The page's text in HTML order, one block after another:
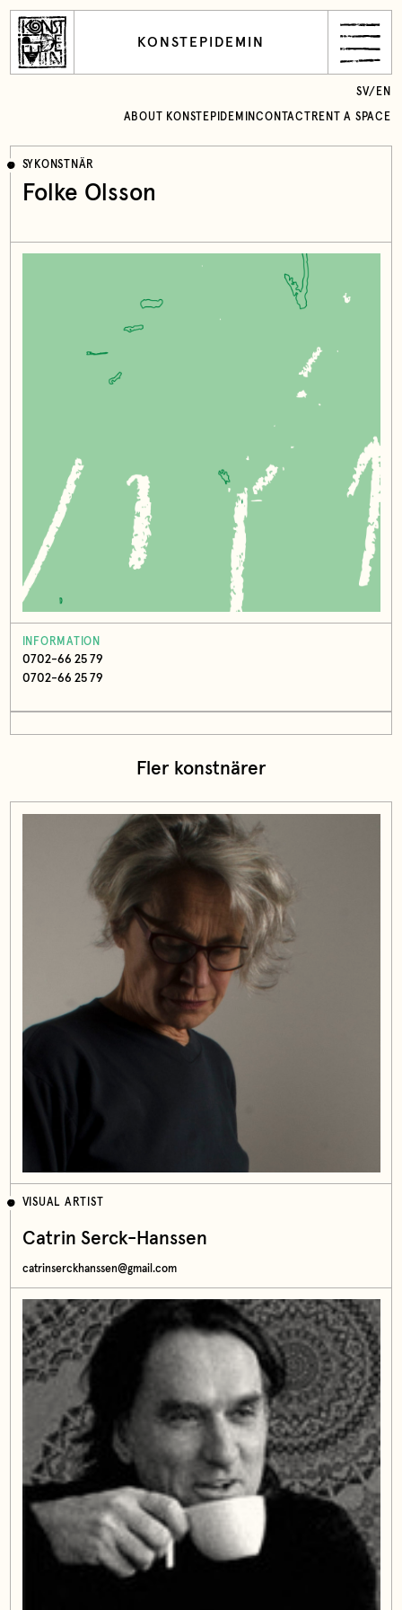
KONSTEPIDEMIN
ABOUT KONSTEPIDEMINCONTACT RENT A SPACE
SV/ EN
SYKONSTNÄR
Folke Olsson
INFORMATION
0702-66 25 79
0702-66 25 79
Fler konstnärer
VISUAL ARTIST
Catrin Serck-Hanssen
catrinserckhanssen@gmail.com